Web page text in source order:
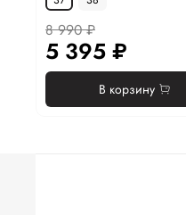
8 990 ₽
5 395 ₽
В корзину